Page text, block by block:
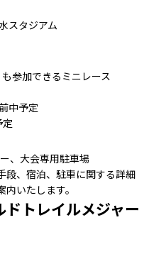
スタジアム
参加できるミニレース
中予定
、大会専用駐車場
段、宿泊、駐車に関する詳細
いたします。
トレイルメジャー